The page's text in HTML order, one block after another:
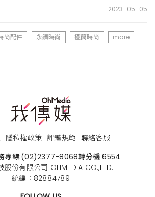
2023-05-05
尚配件 永續時尚 極簡時尚 more
隱私權政策 評鑑規範 聯絡客服
專線:(02)2377-8068轉分機 6554
股份有限公司 OHMEDIA CO.,LTD.
統編：82884789